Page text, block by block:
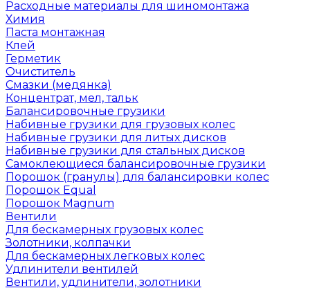
Расходные материалы для шиномонтажа
Химия
Паста монтажная
Клей
Герметик
Очиститель
Смазки (медянка)
Концентрат, мел, тальк
Балансировочные грузики
Набивные грузики для грузовых колес
Набивные грузики для литых дисков
Набивные грузики для стальных дисков
Самоклеющиеся балансировочные грузики
Порошок (гранулы) для балансировки колес
Порошок Equal
Порошок Magnum
Вентили
Для бескамерных грузовых колес
Золотники, колпачки
Для бескамерных легковых колес
Удлинители вентилей
Вентили, удлинители, золотники